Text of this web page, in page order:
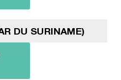
DU SURINAME)